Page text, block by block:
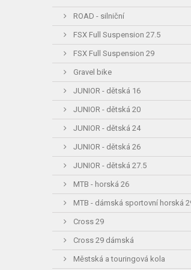
ROAD - silniční
FSX Full Suspension 27.5
FSX Full Suspension 29
Gravel bike
JUNIOR - dětská 16
JUNIOR - dětská 20
JUNIOR - dětská 24
JUNIOR - dětská 26
JUNIOR - dětská 27.5
MTB - horská 26
MTB - dámská sportovní horská
Cross 29
Cross 29 dámská
Městská a touringová kola